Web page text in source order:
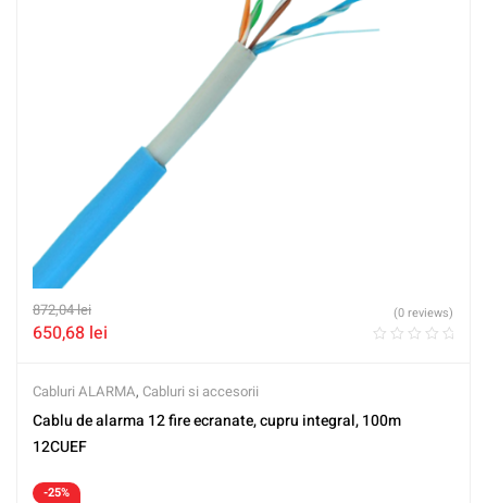
872,04lei
650,68 lei
(0 reviews)
Cabluri ALARMA, Cabluri si accesorii
Cablu de alarma 12 fire ecranate, cupru integral, 100m
12CUEF
-25%